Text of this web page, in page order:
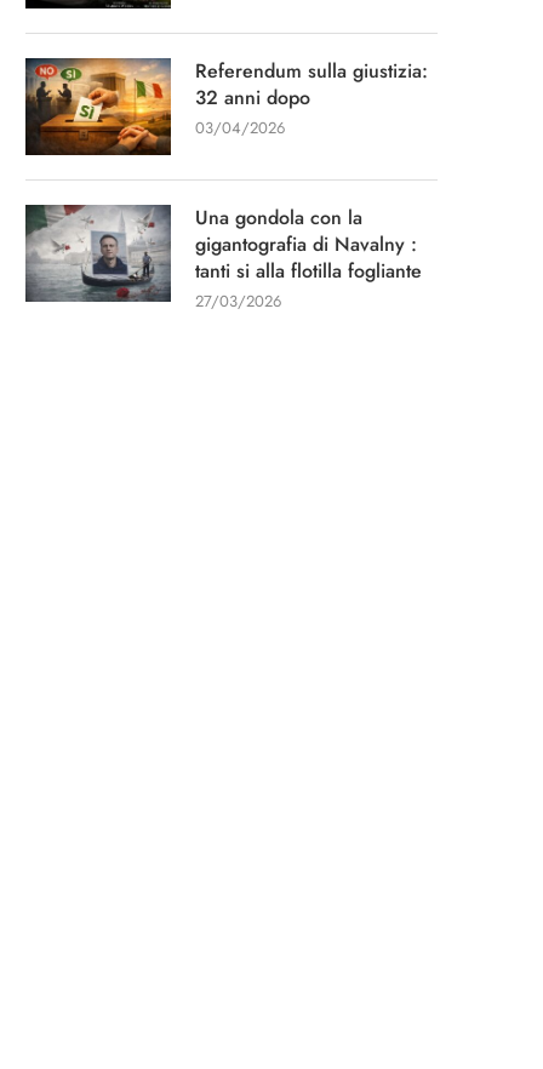
Referendum sulla giustizia:
32 anni dopo
03/04/2026
Una gondola con la
gigantografia di Navalny :
tanti si alla flotilla fogliante
27/03/2026